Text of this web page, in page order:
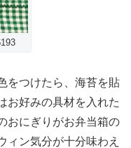
をつけたら、海苔を貼
お好みの具材を入れた
おにぎりがお弁当箱の
ィン気分が十分味わえ